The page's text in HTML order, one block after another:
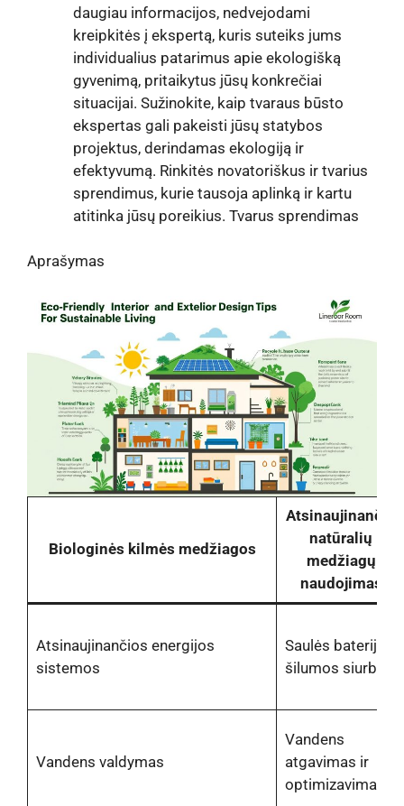
daugiau informacijos, nedvejodami
kreipkitės į ekspertą, kuris suteiks jums
individualius patarimus apie ekologišką
gyvenimą, pritaikytus jūsų konkrečiai
situacijai. Sužinokite, kaip tvaraus būsto
ekspertas gali pakeisti jūsų statybos
projektus, derindamas ekologiją ir
efektyvumą. Rinkitės novatoriškus ir tvarius
sprendimus, kurie tausoja aplinką ir kartu
atitinka jūsų poreikius. Tvarus sprendimas
Aprašymas
Biologinės kilmės medžiagos
Atsinaujinančių
natūralių
medžiagų
naudojimas
Atsinaujinančios energijos
sistemos
Saulės baterijos,
šilumos siurbliai
Vandens valdymas
Vandens
atgavimas ir
optimizavimas